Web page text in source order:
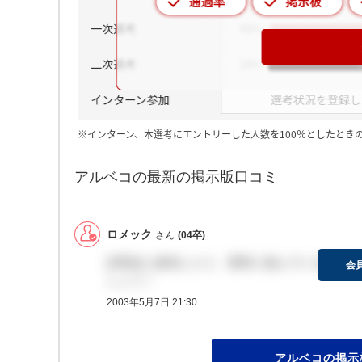
※インターン、本選考にエントリーした人数を100％としたとき
アルベコの最新の掲示版口コミ
ロメック さん (04卒)
説明会に参加したり、選考に進んでいる人い
2003年5月7日 21:30
会
アルベコの掲